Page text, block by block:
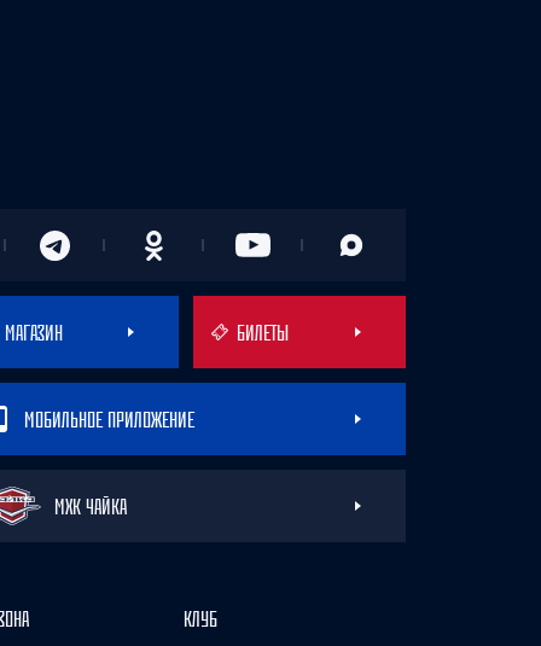
МАГАЗИН БИЛЕТЫ
МОБИЛЬНОЕ ПРИЛОЖЕНИЕ
МХК ЧАЙКА
КЛУБ